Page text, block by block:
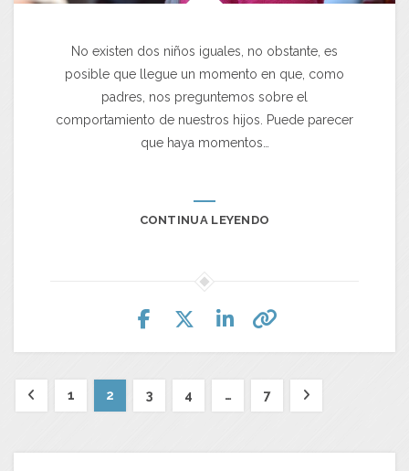
No existen dos niños iguales, no obstante, es
posible que llegue un momento en que, como
padres, nos preguntemos sobre el
comportamiento de nuestros hijos. Puede parecer
que haya momentos…
CONTINUA LEYENDO
1 2 3 4 … 7